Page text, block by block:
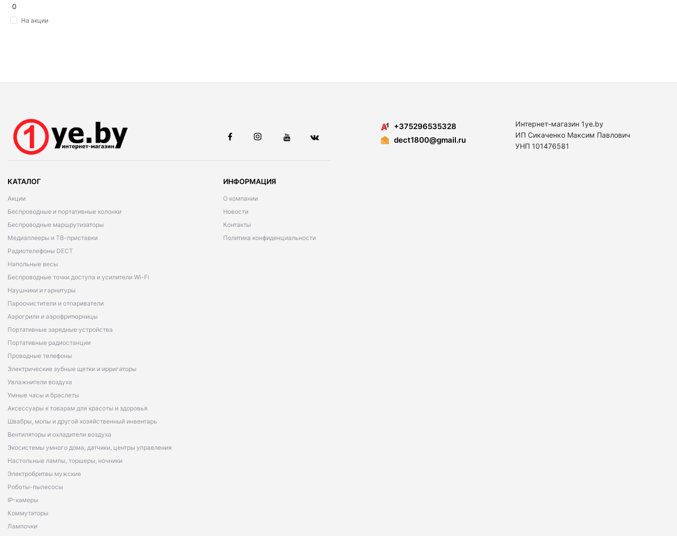
0
На акции
КАТАЛОГ
Акции
Беспроводные и портативные колонки
Беспроводные маршрутизаторы
Медиаплееры и ТВ-приставки
Радиотелефоны DECT
Напольные весы
Беспроводные точки доступа и усилители Wi-Fi
Наушники и гарнитуры
Пароочистители и отпариватели
Аэрогрили и аэрофритюрницы
Портативные зарядные устройства
Портативные радиостанции
Проводные телефоны
Электрические зубные щетки и ирригаторы
Увлажнители воздуха
Умные часы и браслеты
Аксессуары к товарам для красоты и здоровья
Швабры, мопы и другой хозяйственный инвентарь
Вентиляторы и охладители воздуха
Экосистемы умного дома, датчики, центры управления
Настольные лампы, торшеры, ночники
Электробритвы мужские
Роботы-пылесосы
IP-камеры
Коммутаторы
Лампочки
ИНФОРМАЦИЯ
О компании
Новости
Контакты
Политика конфиденциальности
+375296535328
dect1800@gmail.ru
Интернет-магазин 1ye.by
ИП Сикаченко Максим Павлович
УНП 101476581